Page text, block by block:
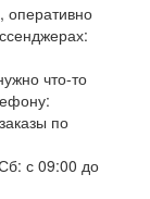
что-то
по
с 09:00 до